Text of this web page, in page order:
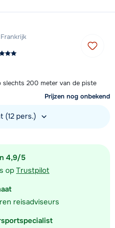
4,9/5
op Trustpilot
reisadviseurs
slechts 200 meter van de piste
Prijzen nog onbekend
(12 pers.)